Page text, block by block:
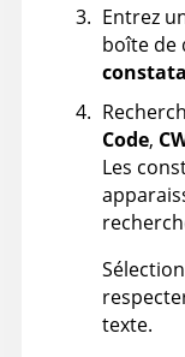
Entrez
boîte de
Code,
Les
texte.